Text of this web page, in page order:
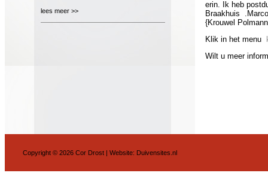
lees meer >>
erin. Ik heb
Braakhuis
{Krouwel
Klik in het menu
Wilt u meer
Copyright © 2026 Cor Drost | Website: Duivensites.nl